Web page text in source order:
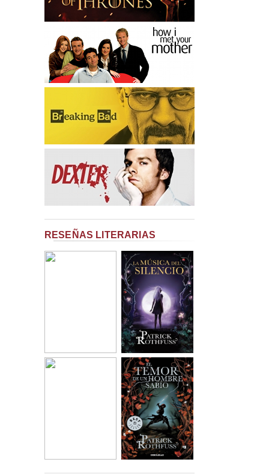
RESEÑAS LITERARIAS